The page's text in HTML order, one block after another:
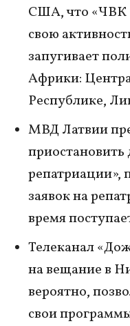
США, что «ЧВК
свою
запугивает
Африки:
Республике,
МВД Латвии
приостановить
репатриации»,
заявок на
время
Телеканал
на вещание в
вероятно,
свои